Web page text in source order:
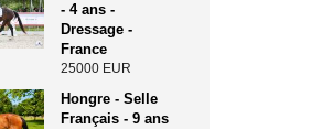
- 4 ans -
Dressage -
France
25000 EUR
Hongre - Selle
Français - 9 ans